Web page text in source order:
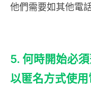
他們需要如其他電
5. 何時開始必
以匿名方式使用